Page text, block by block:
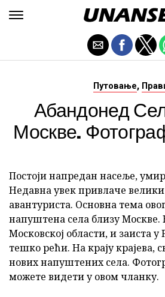
Путовање,
Абандонед
Москве.
Постоји напредан насеље,
Недавна увек привлаче велики
авантуриста. Основна тема
напуштена села близу
Московској области, и заиста у
тешко рећи. На крају крајева,
нових напуштених села.
можете видети у овом чланку.